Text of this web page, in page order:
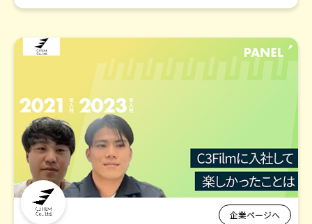
企業ページへ